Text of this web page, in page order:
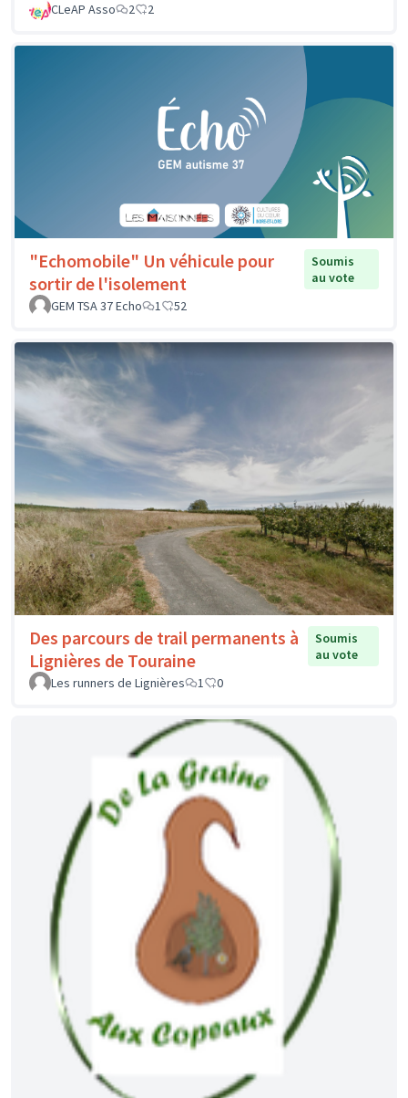
CLeAP Asso 2 2
"Echomobile" Un véhicule pour
sortir de l'isolement
Soumis
au vote
GEM TSA 37 Echo
1 52
Des parcours de trail permanents à
Lignières de Touraine
Soumis
au vote
Les runners de Lignières
1 0